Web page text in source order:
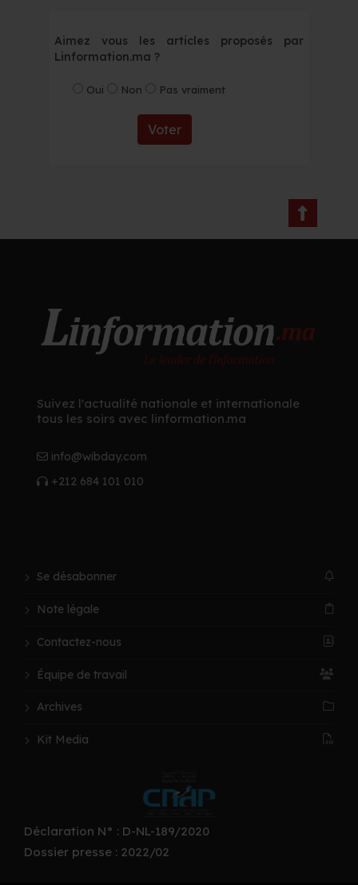
Aimez vous les articles proposés par
Linformation.ma ?
Oui Non Pas vraiment
Voter
Suivez l'actualité nationale et internationale
tous les soirs avec linformation.ma
info@wibday.com
+212 684 101 010
Se désabonner
Note légale
Contactez-nous
Équipe de travail
Archives
Kit Media
Déclaration N° : D-NL-189/2020
Dossier presse : 2022/02